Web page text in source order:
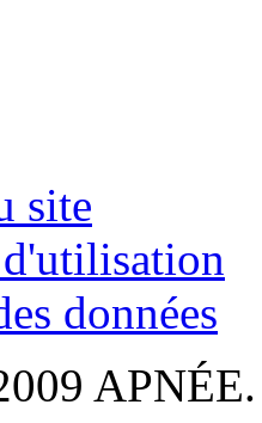
site
données
APNÉE.